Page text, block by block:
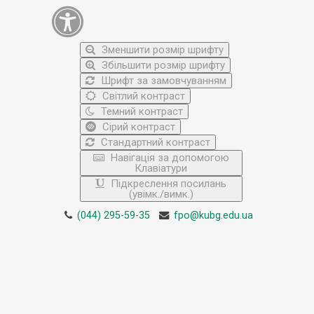
Зменшити розмір шрифту
Збільшити розмір шрифту
Шрифт за замовчуванням
Світлий контраст
Темний контраст
Сірий контраст
Стандартний контраст
Навігація за допомогою
Клавіатури
Підкреслення посилань
(увімк./вимк.)
(044) 295-59-35 fpo@kubg.edu.ua